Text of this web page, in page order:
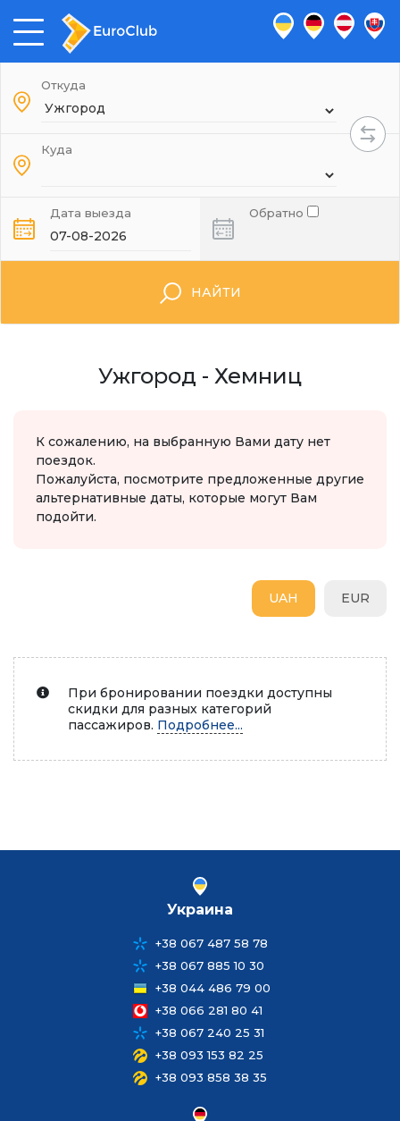
Откуда
Куда
Дата выезда Обратно
НАЙТИ
Ужгород - Хемниц
К сожалению, на выбранную Вами дату нет
поездок.
Пожалуйста, посмотрите предложенные другие
альтернативные даты, которые могут Вам
подойти.
EUR
UAH
При бронировании поездки доступны
скидки для разных категорий
пассажиров. Подробнее...
Украина
+38 067 487 58 78
+38 067 885 10 30
+38 044 486 79 00
+38 066 281 80 41
+38 067 240 25 31
+38 093 153 82 25
+38 093 858 38 35